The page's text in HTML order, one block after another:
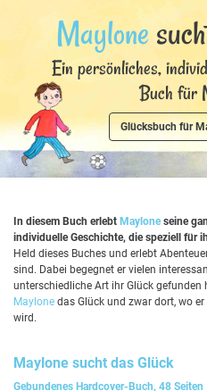
Maylone
Ein persönliches,
Buch für
Glücksbuch für
In diesem Buch erlebt Mayloneseine
individuelle Geschichte, die speziell für
Held dieses Buches und erlebt
sind. Dabei begegnet er vielen
unterschiedliche Art ihr Glück gefunden
Maylone das Glück und zwar dort, wo
wird.
Maylone sucht das Glück
Gebundenes Hardcover-Buch, 48 Seiten